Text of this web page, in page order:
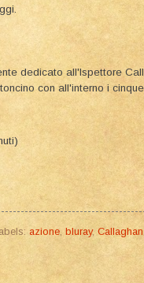
dedicato all'Ispettore
con all'interno i
azione, bluray, Callaghan